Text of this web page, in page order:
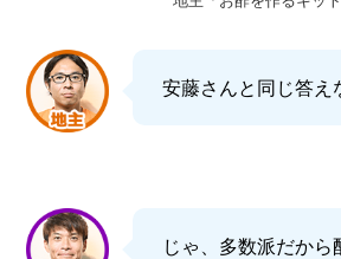
安藤さんと同じ答え
じゃ、多数派だから